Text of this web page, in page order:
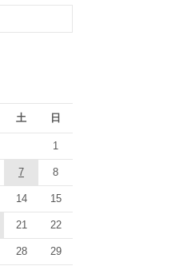
土 日
1
7 8
14 15
21 22
28 29